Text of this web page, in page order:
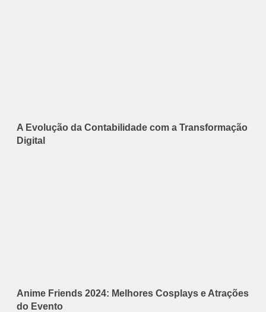
A Evolução da Contabilidade com a Transformação
Digital
Anime Friends 2024: Melhores Cosplays e Atrações
do Evento